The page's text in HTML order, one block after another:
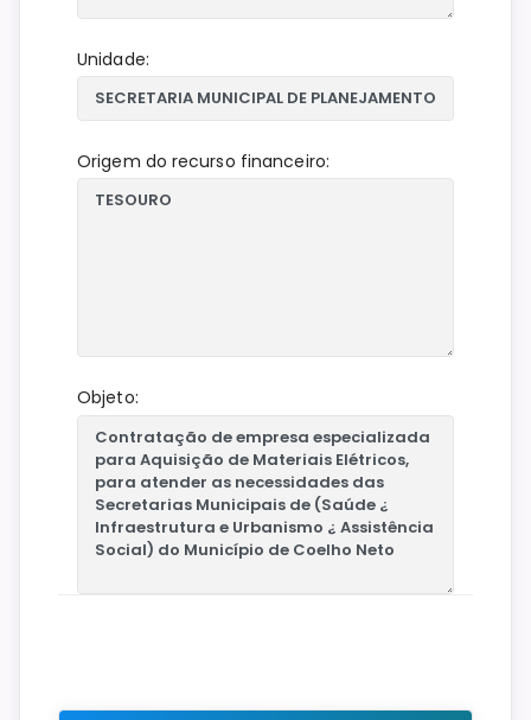
Unidade:
Origem do recurso financeiro:
Objeto: